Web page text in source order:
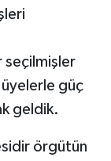
seçilmişler
güç
geldik.
örgütün